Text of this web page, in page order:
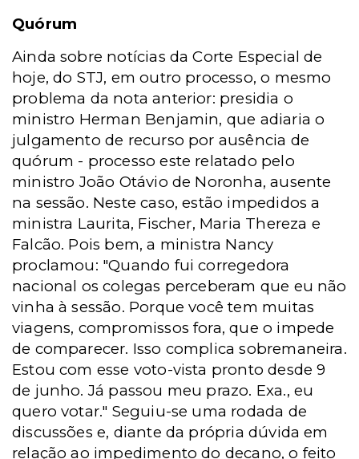
Quórum
Ainda sobre notícias da Corte Especial de
hoje, do STJ, em outro processo, o mesmo
problema da nota anterior: presidia o
ministro Herman Benjamin, que adiaria o
julgamento de recurso por ausência de
quórum - processo este relatado pelo
ministro João Otávio de Noronha, ausente
na sessão. Neste caso, estão impedidos a
ministra Laurita, Fischer, Maria Thereza e
Falcão. Pois bem, a ministra Nancy
proclamou: "Quando fui corregedora
nacional os colegas perceberam que eu não
vinha à sessão. Porque você tem muitas
viagens, compromissos fora, que o impede
de comparecer. Isso complica sobremaneira.
Estou com esse voto-vista pronto desde 9
de junho. Já passou meu prazo. Exa., eu
quero votar." Seguiu-se uma rodada de
discussões e, diante da própria dúvida em
relação ao impedimento do decano, o feito